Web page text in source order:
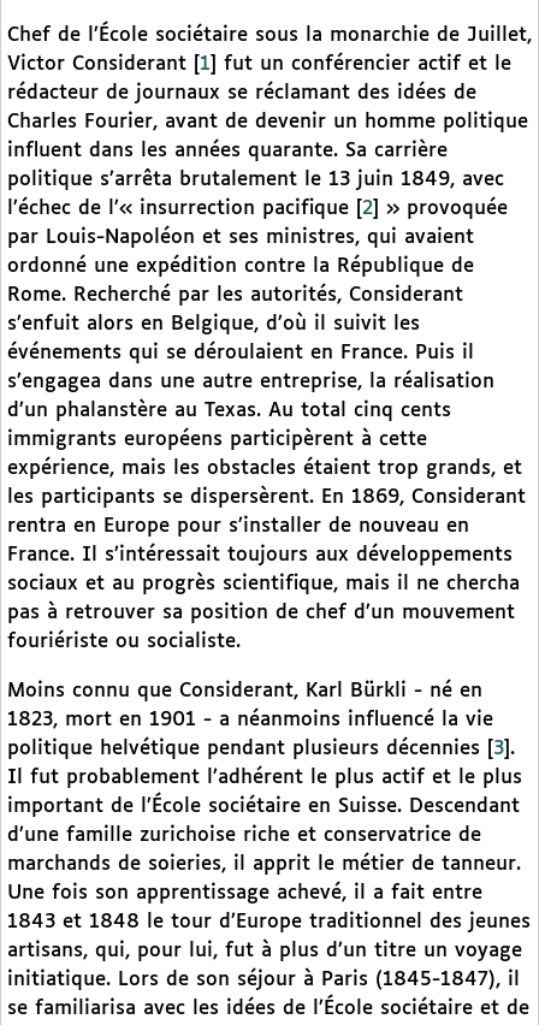
Chef de l’École sociétaire sous la monarchie de Juillet,
Victor Considerant
1
fut un conférencier actif et le
rédacteur de journaux se réclamant des idées de
Charles Fourier, avant de devenir un homme politique
influent dans les années quarante. Sa carrière
politique s’arrêta brutalement le 13 juin 1849, avec
l’échec de l’« insurrection pacifique
2
» provoquée
par Louis-Napoléon et ses ministres, qui avaient
ordonné une expédition contre la République de
Rome. Recherché par les autorités, Considerant
s’enfuit alors en Belgique, d’où il suivit les
événements qui se déroulaient en France. Puis il
s’engagea dans une autre entreprise, la réalisation
d’un phalanstère au Texas. Au total cinq cents
immigrants européens participèrent à cette
expérience, mais les obstacles étaient trop grands, et
les participants se dispersèrent. En 1869, Considerant
rentra en Europe pour s’installer de nouveau en
France. Il s’intéressait toujours aux développements
sociaux et au progrès scientifique, mais il ne chercha
pas à retrouver sa position de chef d’un mouvement
fouriériste ou socialiste.
Moins connu que Considerant, Karl Bürkli - né en
1823, mort en 1901 - a néanmoins influencé la vie
politique helvétique pendant plusieurs décennies
3 .
Il fut probablement l’adhérent le plus actif et le plus
important de l’École sociétaire en Suisse. Descendant
d’une famille zurichoise riche et conservatrice de
marchands de soieries, il apprit le métier de tanneur.
Une fois son apprentissage achevé, il a fait entre
1843 et 1848 le tour d’Europe traditionnel des jeunes
artisans, qui, pour lui, fut à plus d’un titre un voyage
initiatique. Lors de son séjour à Paris (1845-1847), il
se familiarisa avec les idées de l’École sociétaire et de